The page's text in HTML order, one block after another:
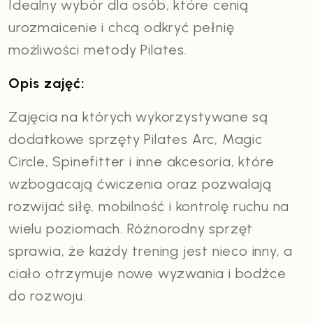
Idealny wybór dla osób, które cenią
urozmaicenie i chcą odkryć pełnię
możliwości metody Pilates.
Opis zajęć:
Zajęcia na których wykorzystywane są
dodatkowe sprzęty Pilates Arc, Magic
Circle, Spinefitter i inne akcesoria, które
wzbogacają ćwiczenia oraz pozwalają
rozwijać siłę, mobilność i kontrolę ruchu na
wielu poziomach. Różnorodny sprzęt
sprawia, że każdy trening jest nieco inny, a
ciało otrzymuje nowe wyzwania i bodźce
do rozwoju.